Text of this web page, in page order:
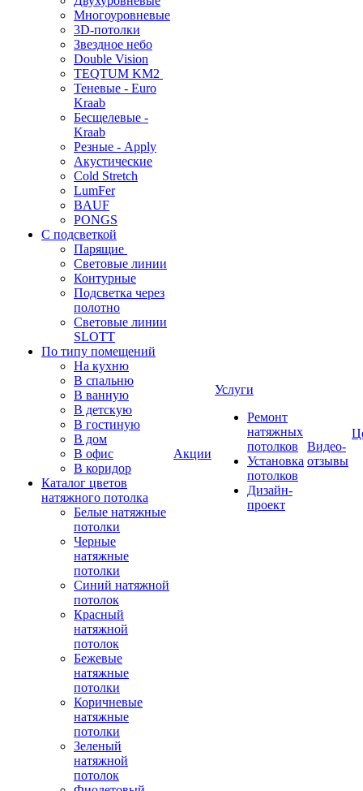
Многоуровневые
3D-потолки
Звездное небо
Double Vision
TEQTUM KM2
Теневые - Euro
Kraab
Бесщелевые -
Kraab
Резные - Apply
Акустические
Cold Stretch
LumFer
BAUF
PONGS
С подсветкой
Парящие
Световые линии
Контурные
Подсветка через
полотно
Световые линии
SLOTT
По типу помещений
На кухню
В спальню
В ванную
В детскую
В гостиную
В дом
В офис
В коридор
Каталог цветов
натяжного потолка
Белые натяжные
потолки
Черные
натяжные
потолки
Синий натяжной
потолок
Красный
натяжной
потолок
Бежевые
натяжные
потолки
Коричневые
натяжные
потолки
Зеленый
натяжной
потолок
Акции
Услуги
Ремонт
натяжных
потолков
Установка
потолков
Дизайн-
проект
Видео-
отзывы